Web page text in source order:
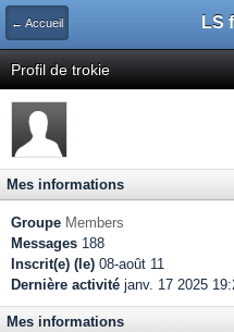
← Accueil LS
Profil de trokie
Mes informations
Groupe Members
Messages 188
Inscrit(e) (le) 08-août 11
Dernière activité janv. 17 2025
Mes informations